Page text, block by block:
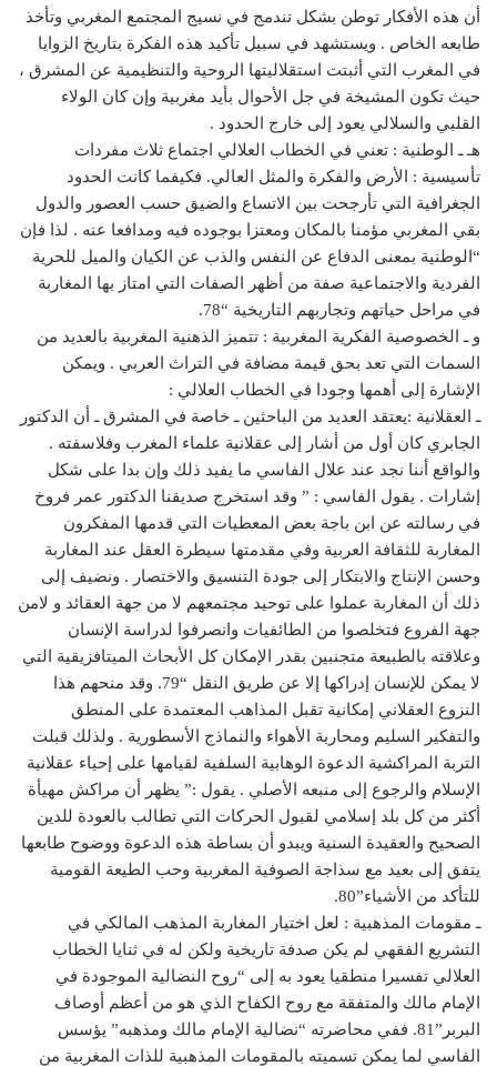
أن هذه الأفكار توطن بشكل تندمج في نسيج المجتمع المغربي وتأخذ
طابعه الخاص . ويستشهد في سبيل تأكيد هذه الفكرة بتاريخ الزوايا
في المغرب التي أثبتت استقلاليتها الروحية والتنظيمية عن المشرق ،
حيث تكون المشيخة في جل الأحوال بأيد مغربية وإن كان الولاء
القلبي والسلالي يعود إلى خارج الحدود .
هـ ـ الوطنية : تعني في الخطاب العلالي اجتماع ثلاث مفردات
تأسيسية : الأرض والفكرة والمثل العالي. فكيفما كانت الحدود
الجغرافية التي تأرجحت بين الاتساع والضيق حسب العصور والدول
بقي المغربي مؤمنا بالمكان ومعتزا بوجوده فيه ومدافعا عنه . لذا فإن
“الوطنية بمعنى الدفاع عن النفس والذب عن الكيان والميل للحرية
الفردية والاجتماعية صفة من أظهر الصفات التي امتاز بها المغاربة
في مراحل حياتهم وتجاربهم التاريخية “78.
و ـ الخصوصية الفكرية المغربية : تتميز الذهنية المغربية بالعديد من
السمات التي تعد بحق قيمة مضافة في التراث العربي . ويمكن
الإشارة إلى أهمها وجودا في الخطاب العلالي :
ـ العقلانية :يعتقد العديد من الباحثين ـ خاصة في المشرق ـ أن الدكتور
الجابري كان أول من أشار إلى عقلانية علماء المغرب وفلاسفته .
والواقع أننا نجد عند علال الفاسي ما يفيد ذلك وإن بدا على شكل
إشارات . يقول الفاسي : ” وقد استخرج صديقنا الدكتور عمر فروخ
في رسالته عن ابن باجة بعض المعطيات التي قدمها المفكرون
المغاربة للثقافة العربية وفي مقدمتها سيطرة العقل عند المغاربة
وحسن الإنتاج والابتكار إلى جودة التنسيق والاختصار . ونضيف إلى
ذلك أن المغاربة عملوا على توحيد مجتمعهم لا من جهة العقائد و لامن
جهة الفروع فتخلصوا من الطائفيات وانصرفوا لدراسة الإنسان
وعلاقته بالطبيعة متجنبين بقدر الإمكان كل الأبحاث الميتافزيقية التي
لا يمكن للإنسان إدراكها إلا عن طريق النقل “79. وقد منحهم هذا
النزوع العقلاني إمكانية تقبل المذاهب المعتمدة على المنطق
والتفكير السليم ومحاربة الأهواء والنماذج الأسطورية . ولذلك قبلت
التربة المراكشية الدعوة الوهابية السلفية لقيامها على إحياء عقلانية
الإسلام والرجوع إلى منبعه الأصلي . يقول :” يظهر أن مراكش مهيأة
أكثر من كل بلد إسلامي لقبول الحركات التي تطالب بالعودة للدين
الصحيح والعقيدة السنية ويبدو أن بساطة هذه الدعوة ووضوح طابعها
يتفق إلى بعيد مع سذاجة الصوفية المغربية وحب الطيعة القومية
للتأكد من الأشياء”80.
ـ مقومات المذهبية : لعل اختيار المغاربة المذهب المالكي في
التشريع الفقهي لم يكن صدفة تاريخية ولكن له في ثنايا الخطاب
العلالي تفسيرا منطقيا يعود به إلى “روح النضالية الموجودة في
الإمام مالك والمتفقة مع روح الكفاح الذي هو من أعظم أوصاف
البربر”81. ففي محاضرته “نضالية الإمام مالك ومذهبه” يؤسس
الفاسي لما يمكن تسميته بالمقومات المذهبية للذات المغربية من